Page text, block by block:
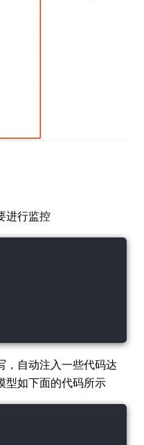
进行监控
，自动注入一些代码达
型如下面的代码所示